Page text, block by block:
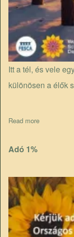
Itt a tél, és vele
különösen a élők
Read more
Adó 1%